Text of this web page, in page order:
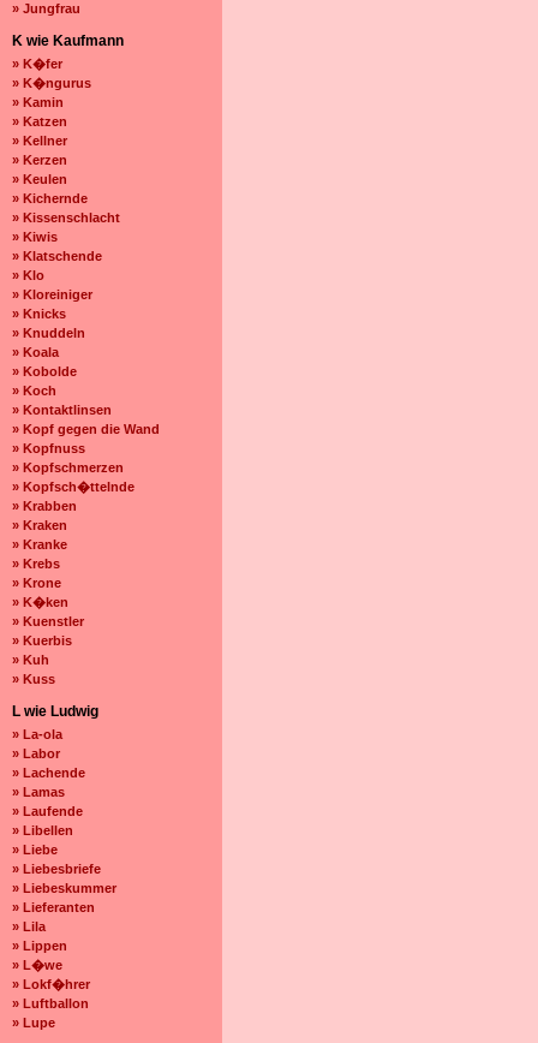
» Jungfrau
K wie Kaufmann
» K�fer
» K�ngurus
» Kamin
» Katzen
» Kellner
» Kerzen
» Keulen
» Kichernde
» Kissenschlacht
» Kiwis
» Klatschende
» Klo
» Kloreiniger
» Knicks
» Knuddeln
» Koala
» Kobolde
» Koch
» Kontaktlinsen
» Kopf gegen die Wand
» Kopfnuss
» Kopfschmerzen
» Kopfsch�ttelnde
» Krabben
» Kraken
» Kranke
» Krebs
» Krone
» K�ken
» Kuenstler
» Kuerbis
» Kuh
» Kuss
L wie Ludwig
» La-ola
» Labor
» Lachende
» Lamas
» Laufende
» Libellen
» Liebe
» Liebesbriefe
» Liebeskummer
» Lieferanten
» Lila
» Lippen
» L�we
» Lokf�hrer
» Luftballon
» Lupe